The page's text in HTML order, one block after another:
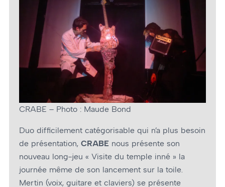
CRABE – Photo : Maude Bond
Duo difficilement catégorisable qui n’a plus besoin
de présentation, CRABE nous présente son
nouveau long-jeu « Visite du temple inné » la
journée même de son lancement sur la toile.
Mertin (voix, guitare et claviers) se présente